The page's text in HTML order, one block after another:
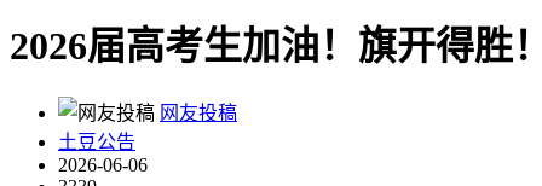
2026届高考生加油！旗开得胜
网友投稿
土豆公告
2026-06-06